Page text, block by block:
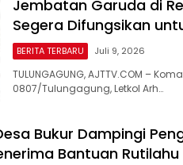
Jembatan Garuda di
Segera Difungsikan
BERITA TERBARU Juli 9, 2026
TULUNGAGUNG, AJTTV.COM –
0807/Tulungagung, Letkol Arh…
Bukur Dampingi
Bantuan